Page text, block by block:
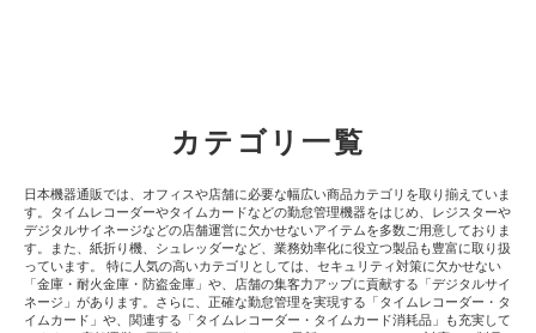
カテゴリ一覧
日本機器通販では、オフィスや店舗に必要な幅広い商品カテゴリを取り揃えていま
す。タイムレコーダーやタイムカードなどの勤怠管理機器をはじめ、レジスターや
デジタルサイネージなどの店舗運営に欠かせないアイテムを多数ご用意しておりま
す。また、紙折り機、シュレッダーなど、業務効率化に役立つ製品も豊富に取り扱
っています。 特に人気の高いカテゴリとしては、セキュリティ対策に欠かせない
「金庫・耐火金庫・防盗金庫」や、店舗の集客力アップに貢献する「デジタルサイ
ネージ」があります。さらに、正確な勤怠管理を実現する「タイムレコーダー・タ
イムカード」や、関連する「タイムレコーダー・タイムカード消耗品」も充実して